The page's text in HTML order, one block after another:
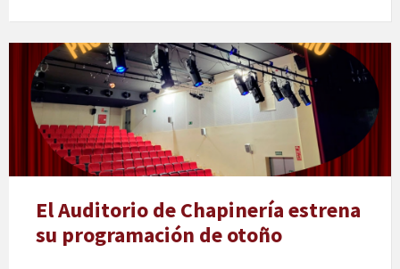
El Auditorio de Chapinería estrena
su programación de otoño